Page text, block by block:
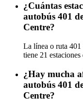
¿Cuántas
autobús 401
Centre?
La línea o ruta
tiene 21 estaciones
¿Hay mucha
autobús 401
Centre?